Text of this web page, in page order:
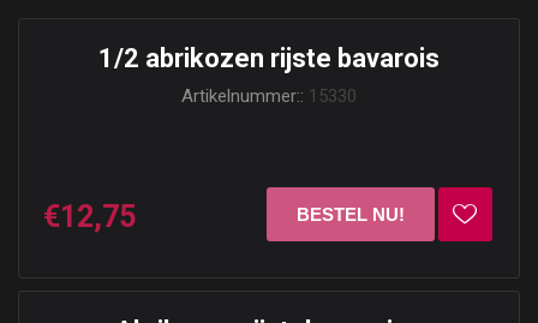
1/2 abrikozen rijste bavarois
Artikelnummer:: 15330
€12,75